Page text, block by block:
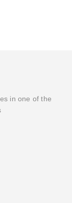
in one of the